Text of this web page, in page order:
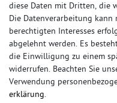
© Copyright 2026
Preisangaben inkl.
Das Internetportal für
Rennsportanlagen,
Vorschalldämpfer, Sportkat,
diese Daten mit Dritten, die
Die Datenverarbeitung
berechtigten Interesses
abgelehnt werden. Es
die Einwilligung zu einem
widerrufen. Beachten Sie
Verwendung
erklärung.